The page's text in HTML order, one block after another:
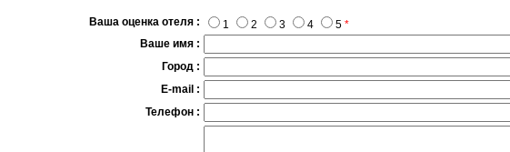
Ваша оценка отеля : 1 2 3 4 5 *
Ваше имя :
Город :
E-mail :
Телефон :